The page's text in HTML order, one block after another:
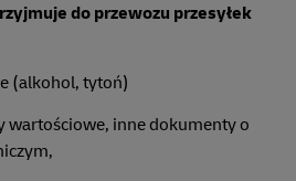
do przewozu przesyłek
(alkohol, tytoń)
wartościowe, inne dokumenty o